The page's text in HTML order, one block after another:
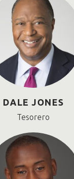
DALE JONES
Tesorero